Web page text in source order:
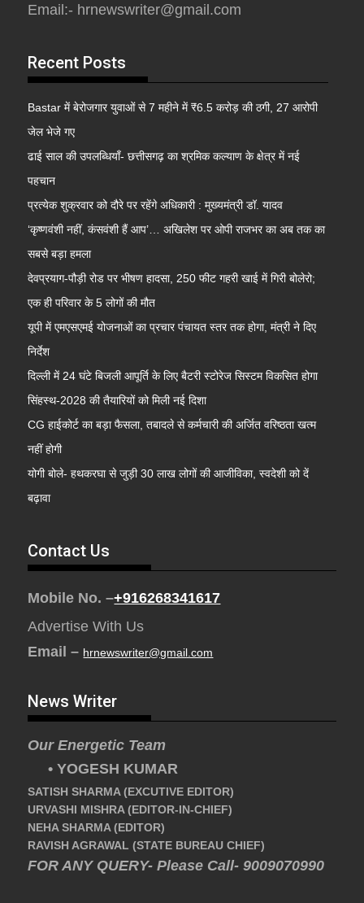
Email:- hrnewswriter@gmail.com
Recent Posts
Bastar में बेरोजगार युवाओं से 7 महीने में ₹6.5 करोड़ की ठगी, 27 आरोपी
जेल भेजे गए
ढाई साल की उपलब्धियाँ- छत्तीसगढ़ का श्रमिक कल्याण के क्षेत्र में नई
पहचान
प्रत्येक शुक्रवार को दौरे पर रहेंगे अधिकारी : मुख्यमंत्री डॉ. यादव
‘कृष्णवंशी नहीं, कंसवंशी हैं आप’… अखिलेश पर ओपी राजभर का अब तक का
सबसे बड़ा हमला
देवप्रयाग-पौड़ी रोड पर भीषण हादसा, 250 फीट गहरी खाई में गिरी बोलेरो;
एक ही परिवार के 5 लोगों की मौत
यूपी में एमएसएमई योजनाओं का प्रचार पंचायत स्तर तक होगा, मंत्री ने दिए
निर्देश
दिल्ली में 24 घंटे बिजली आपूर्ति के लिए बैटरी स्टोरेज सिस्टम विकसित होगा
सिंहस्थ-2028 की तैयारियों को मिली नई दिशा
CG हाईकोर्ट का बड़ा फैसला, तबादले से कर्मचारी की अर्जित वरिष्ठता खत्म
नहीं होगी
योगी बोले- हथकरघा से जुड़ी 30 लाख लोगों की आजीविका, स्वदेशी को दें
बढ़ावा
Contact Us
Mobile No. –+916268341617
Advertise With Us
Email – hrnewswriter@gmail.com
News Writer
Our Energetic Team
• YOGESH KUMAR
SATISH SHARMA (EXCUTIVE EDITOR)
URVASHI MISHRA (EDITOR-IN-CHIEF)
NEHA SHARMA (EDITOR)
RAVISH AGRAWAL (STATE BUREAU CHIEF)
FOR ANY QUERY- Please Call- 9009070990